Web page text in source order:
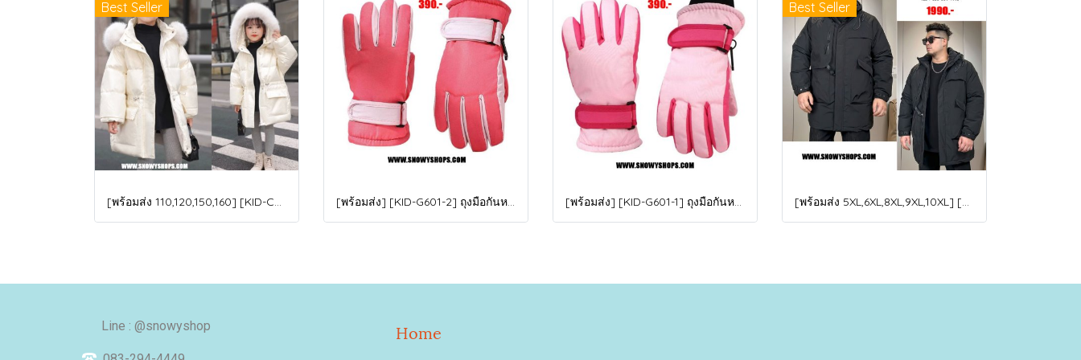
Best Seller
[พร้อมส่ง 110,120,150,160] [KID-C5040-2] เสื้อโค้ทกันหนาวเด็กขนเป็ดสีขาว แขนยาว มีกระเป๋าสองข้าง แบบซิปด้านหน้า หมวกฮู้ดติดเฟอร์ฟรุ้งฟริ้งใส่ติดลบกันหนาว เล่นหิมะได้ค่ะ [พร้อมส่ง] [KID-G601-2] ถุงมือกันหนาวเด็กสีชมพูเข้ม ซับขนด้านใน ใส่กันหนาวเล่นหิมะได้ (เหมาะสำหรับเด็ก 3-5ขวบ) [พร้อมส่ง] [KID-G601-1] ถุงมือกันหนาวเด็กสีชมพูอ่อน ซับขนด้านใน ใส่กันหนาวเล่นหิมะได้ (เหมาะสำหรับเด็ก 3-5ขวบ)
Best Seller
[พร้อมส่ง 5XL,6XL,8XL,9XL,10XL] [Man-B004-1] Down Jackets BigSize เสื้อโค้ทขนเป็ดกันหนาวสีดำชายไซด์ใหญ่ มีหมวกฮู้ด ซิปด้านหน้า กันน้ำ ใส่กันหนาวติดลบได้อย่างดี
Line : @snowyshop Home